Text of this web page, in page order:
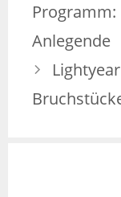
Anlegende